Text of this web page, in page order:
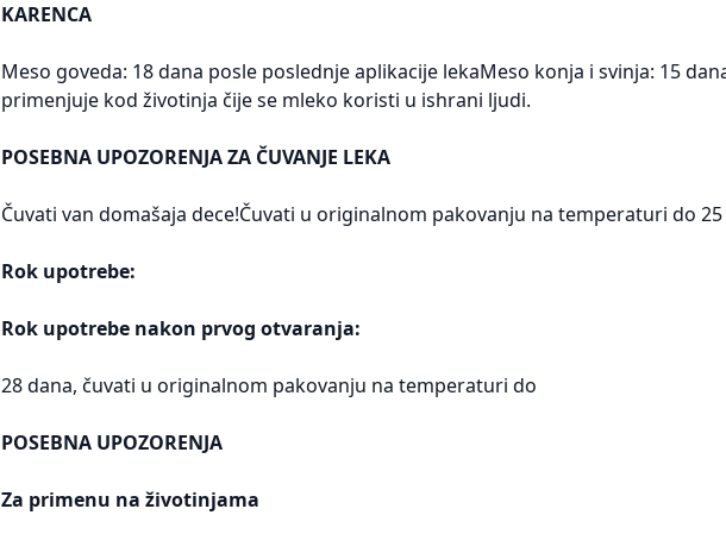
KARENCA
Meso goveda: 18 dana posle poslednje aplikacije lekaMeso konja i svinja: 15
primenjuje kod životinja čije se mleko koristi u ishrani ljudi.
POSEBNA UPOZORENJA ZA ČUVANJE LEKA
Čuvati van domašaja dece!Čuvati u originalnom pakovanju na temperaturi do 25
Rok upotrebe:
Rok upotrebe nakon prvog otvaranja:
28 dana, čuvati u originalnom pakovanju na temperaturi do
POSEBNA UPOZORENJA
Za primenu na životinjama